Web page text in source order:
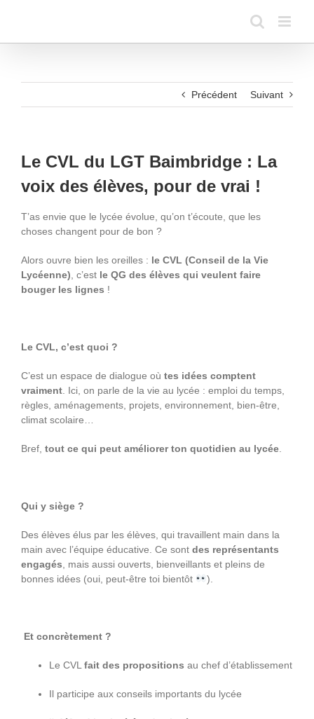
Précédent Suivant
Le CVL du LGT Baimbridge : La
voix des élèves, pour de vrai !
T’as envie que le lycée évolue, qu’on t’écoute, que les
choses changent pour de bon ?
Alors ouvre bien les oreilles : le CVL (Conseil de la Vie
Lycéenne) , c’est le QG des élèves qui veulent faire
bouger les lignes !
Le CVL, c’est quoi ?
C’est un espace de dialogue où tes idées comptent
vraiment . Ici, on parle de la vie au lycée : emploi du temps,
règles, aménagements, projets, environnement, bien-être,
climat scolaire…
Bref, tout ce qui peut améliorer ton quotidien au lycée
Qui y siège ?
Des élèves élus par les élèves, qui travaillent main dans la
main avec l’équipe éducative. Ce sont des représentants
engagés , mais aussi ouverts, bienveillants et pleins de
bonnes idées (oui, peut-être toi bientôt
).
Et concrètement ?
Le CVL fait des propositions au chef d’établissement
Il participe aux conseils importants du lycée